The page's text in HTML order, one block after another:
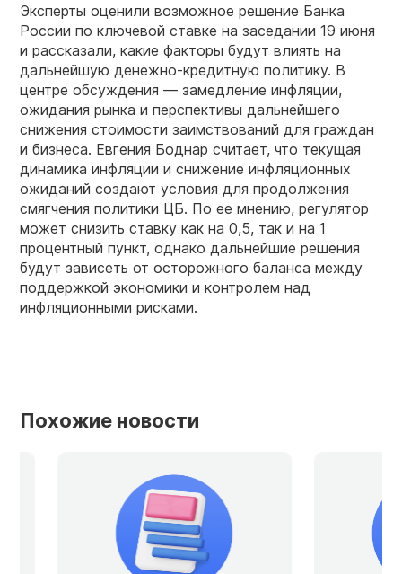
Эксперты оценили возможное решение Банка
России по ключевой ставке на заседании 19 июня
и рассказали, какие факторы будут влиять на
дальнейшую денежно-кредитную политику. В
центре обсуждения — замедление инфляции,
ожидания рынка и перспективы дальнейшего
снижения стоимости заимствований для граждан
и бизнеса. Евгения Боднар считает, что текущая
динамика инфляции и снижение инфляционных
ожиданий создают условия для продолжения
смягчения политики ЦБ. По ее мнению, регулятор
может снизить ставку как на 0,5, так и на 1
процентный пункт, однако дальнейшие решения
будут зависеть от осторожного баланса между
поддержкой экономики и контролем над
инфляционными рисками.
Похожие новости